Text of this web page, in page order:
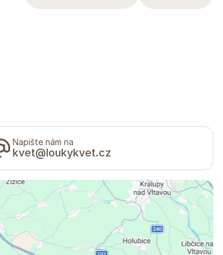
Napište nám na
kvet@loukykvet.cz